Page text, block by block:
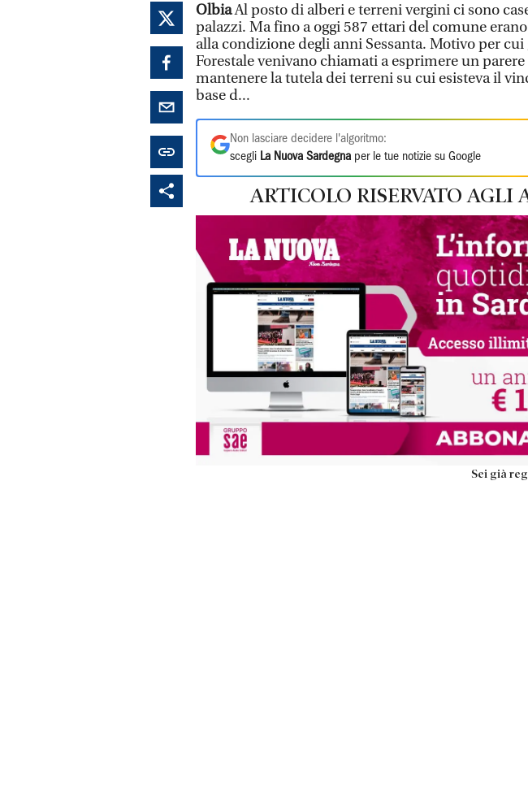
OlbiaAl posto di alberi e terreni vergini ci sono
palazzi. Ma fino a oggi 587 ettari del comune
alla condizione degli anni Sessanta. Motivo per
Forestale venivano chiamati a esprimere un
mantenere la tutela dei terreni su cui esisteva il
base d...
Non lasciare decidere l'algoritmo:
scegli La Nuova Sardegna per le tue notizie su Google
ARTICOLO RISERVATO AGLI
Sei già